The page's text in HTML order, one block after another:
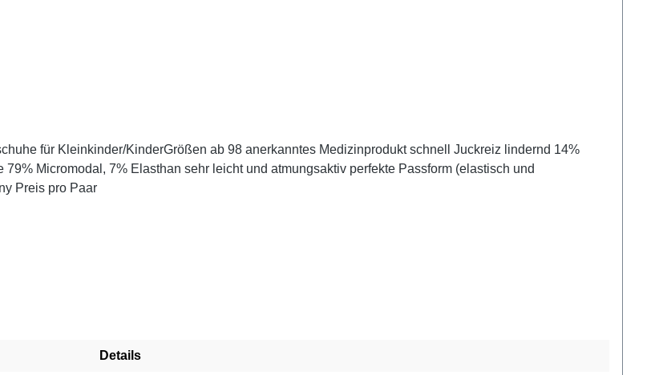
98 anerkanntes Medizinprodukt schnell Juckreiz lindernd 14%
Micromodal, 7% Elasthan sehr leicht und atmungsaktiv perfekte Passform (elastisch und
Preis pro Paar
Details